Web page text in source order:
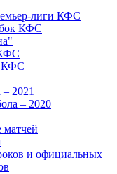
лиги КФС
КФС
КФС
– 2021
– 2020
и официальных